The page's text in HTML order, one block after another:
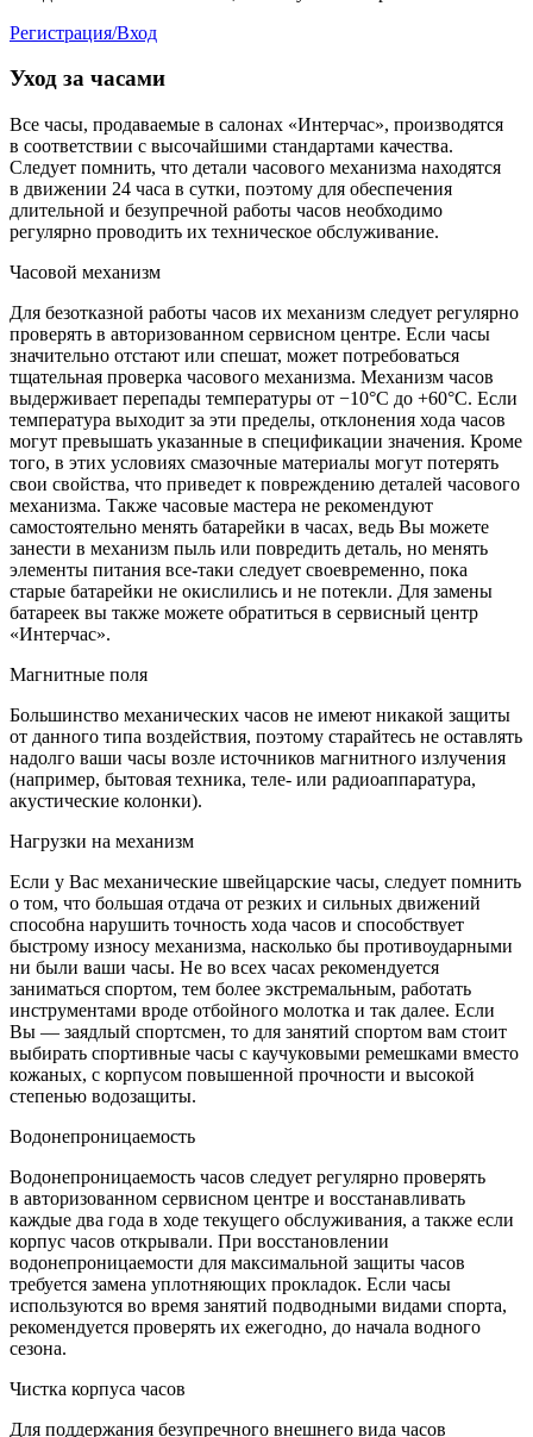
Регистрация/Вход
Уход за часами
Все часы, продаваемые в салонах «Интерчас», производятся
в соответствии с высочайшими стандартами качества.
Следует помнить, что детали часового механизма находятся
в движении 24 часа в сутки, поэтому для обеспечения
длительной и безупречной работы часов необходимо
регулярно проводить их техническое обслуживание.
Часовой механизм
Для безотказной работы часов их механизм следует регулярно
проверять в авторизованном сервисном центре. Если часы
значительно отстают или спешат, может потребоваться
тщательная проверка часового механизма. Механизм часов
выдерживает перепады температуры от −10°C до +60°C. Если
температура выходит за эти пределы, отклонения хода часов
могут превышать указанные в спецификации значения. Кроме
того, в этих условиях смазочные материалы могут потерять
свои свойства, что приведет к повреждению деталей часового
механизма. Также часовые мастера не рекомендуют
самостоятельно менять батарейки в часах, ведь Вы можете
занести в механизм пыль или повредить деталь, но менять
элементы питания все-таки следует своевременно, пока
старые батарейки не окислились и не потекли. Для замены
батареек вы также можете обратиться в сервисный центр
«Интерчас».
Магнитные поля
Большинство механических часов не имеют никакой защиты
от данного типа воздействия, поэтому старайтесь не оставлять
надолго ваши часы возле источников магнитного излучения
(например, бытовая техника, теле- или радиоаппаратура,
акустические колонки).
Нагрузки на механизм
Если у Вас механические швейцарские часы, следует помнить
о том, что большая отдача от резких и сильных движений
способна нарушить точность хода часов и способствует
быстрому износу механизма, насколько бы противоударными
ни были ваши часы. Не во всех часах рекомендуется
заниматься спортом, тем более экстремальным, работать
инструментами вроде отбойного молотка и так далее. Если
Вы — заядлый спортсмен, то для занятий спортом вам стоит
выбирать спортивные часы с каучуковыми ремешками вместо
кожаных, с корпусом повышенной прочности и высокой
степенью водозащиты.
Водонепроницаемость
Водонепроницаемость часов следует регулярно проверять
в авторизованном сервисном центре и восстанавливать
каждые два года в ходе текущего обслуживания, а также если
корпус часов открывали. При восстановлении
водонепроницаемости для максимальной защиты часов
требуется замена уплотняющих прокладок. Если часы
используются во время занятий подводными видами спорта,
рекомендуется проверять их ежегодно, до начала водного
сезона.
Чистка корпуса часов
Для поддержания безупречного внешнего вида часов